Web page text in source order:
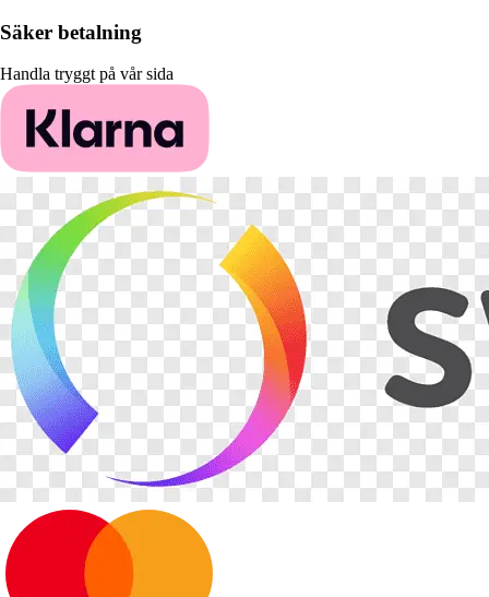
Säker betalning
Handla tryggt på vår sida